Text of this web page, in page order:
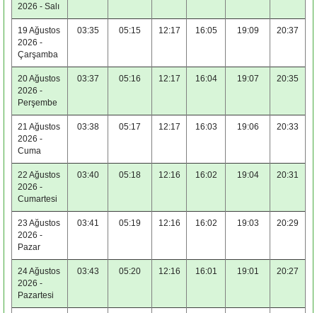
2026 - Salı
19 Ağustos
2026 -
Çarşamba
03:35 05:15 12:17 16:05 19:09 20:37
20 Ağustos
2026 -
Perşembe
03:37 05:16 12:17 16:04 19:07 20:35
21 Ağustos
2026 -
Cuma
03:38 05:17 12:17 16:03 19:06 20:33
22 Ağustos
2026 -
Cumartesi
03:40 05:18 12:16 16:02 19:04 20:31
23 Ağustos
2026 -
Pazar
03:41 05:19 12:16 16:02 19:03 20:29
24 Ağustos
2026 -
Pazartesi
03:43 05:20 12:16 16:01 19:01 20:27